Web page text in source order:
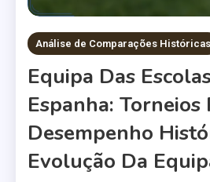
Análise de Comparações Históricas
Equipa Das
Espanha: Torneios
Desempenho
Evolução Da